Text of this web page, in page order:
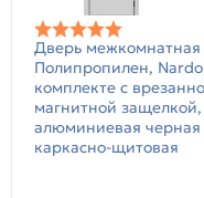
Дверь межкомнатная
Полипропилен,
комплекте с
магнитной защелкой,
алюминиевая черная
каркасно-щитовая